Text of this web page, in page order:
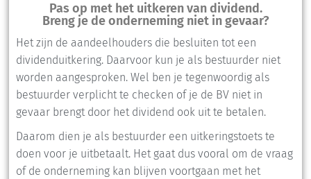
Pas op met het uitkeren van dividend.
Breng je de onderneming niet in gevaar?
Het zijn de aandeelhouders die besluiten tot een
dividenduitkering. Daarvoor kun je als bestuurder niet
worden aangesproken. Wel ben je tegenwoordig als
bestuurder verplicht te checken of je de BV niet in
gevaar brengt door het dividend ook uit te betalen.
Daarom dien je als bestuurder een uitkeringstoets te
doen voor je uitbetaalt. Het gaat dus vooral om de vraag
of de onderneming kan blijven voortgaan met het